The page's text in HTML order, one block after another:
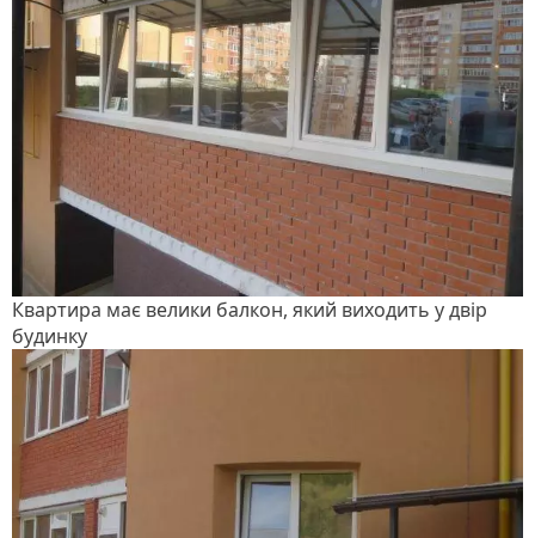
Квартира має велики балкон, який виходить у двір
будинку